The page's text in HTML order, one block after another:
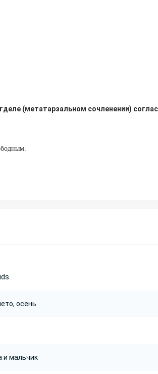
(метатарзальном сочленении)
осень
и мальчик